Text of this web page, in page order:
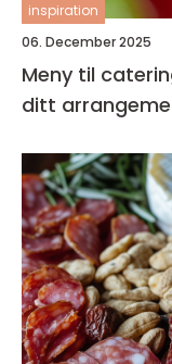
inspiration
06. December 2025
Meny til
ditt